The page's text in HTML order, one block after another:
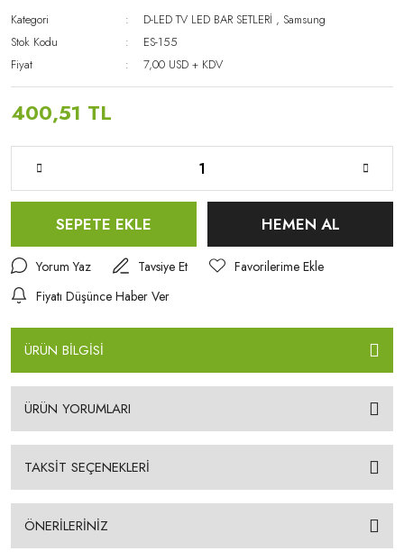
Kategori D-LED TV LED BAR SETLERİ ,Samsung
Stok Kodu
ES-155
Fiyat
7,00 USD + KDV
400,51 TL
SEPETE EKLE HEMEN AL
Yorum Yaz
Tavsiye Et
Fiyatı Düşünce Haber Ver
ÜRÜN BİLGİSİ
ÜRÜN YORUMLARI
TAKSİT SEÇENEKLERİ
ÖNERİLERİNİZ